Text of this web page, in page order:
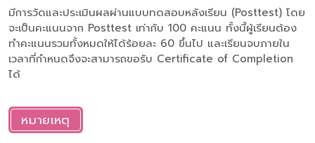
มีการวัดและประเมินผลผ่านแบบทดสอบหลังเรียน (Posttest) โดย
จะเป็นคะแนนจาก Posttest เท่ากับ 100 คะแนน ทั้งนี้ผู้เรียนต้อง
ทำคะแนนรวมทั้งหมดให้ได้ร้อยละ 60 ขึ้นไป และเรียนจบภายใน
เวลาที่กำหนดจึงจะสามารถขอรับ Certificate of Completion
ได้
หมายเหตุ